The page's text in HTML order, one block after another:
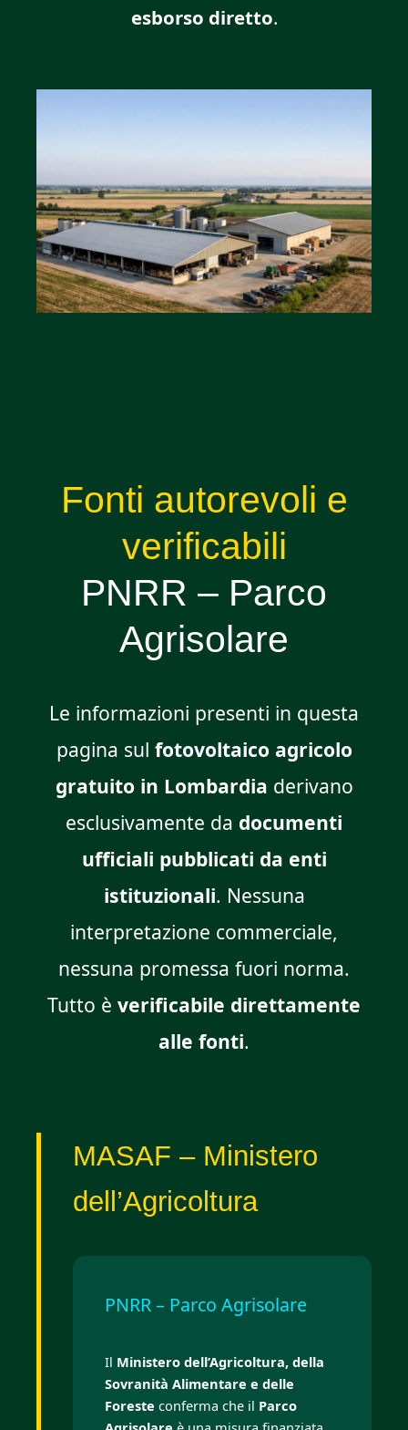
esborso diretto.
Fonti autorevoli e
verificabili
PNRR – Parco
Agrisolare
Le informazioni presenti in questa
pagina sul fotovoltaico agricolo
gratuito in Lombardia derivano
esclusivamente da documenti
ufficiali pubblicati da enti
istituzionali. Nessuna
interpretazione commerciale,
nessuna promessa fuori norma.
Tutto è verificabile direttamente
alle fonti.
MASAF – Ministero
dell’Agricoltura
PNRR – Parco Agrisolare
Il Ministero dell’Agricoltura, della
Sovranità Alimentare e delle
Foreste conferma che il Parco